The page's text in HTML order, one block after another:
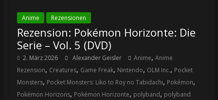
Anime Rezensionen
Rezension: Pokémon Horizonte: Die
Serie – Vol. 5 (DVD)
2. März 2026 Alexander Geisler Anime, Anime
Rezension, Creatures, Game Freak, Nintendo, OLM Inc., Pocket
Monsters, Pocket Monsters: Liko to Roy no Tabidachi, Pokémon,
Pokémon Horizons, Pokémon Horizonte, polyband, polyband